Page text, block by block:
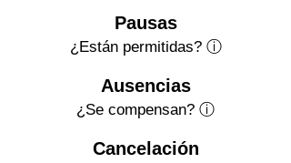
Pausas
¿Están permitidas? ⓘ
Ausencias
¿Se compensan? ⓘ
Cancelación